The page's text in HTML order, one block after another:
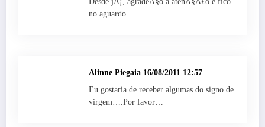
no aguardo.
Alinne Piegaia 16/08/2011 12:57
Eu gostaria de receber algumas do signo de
virgem….Por favor…